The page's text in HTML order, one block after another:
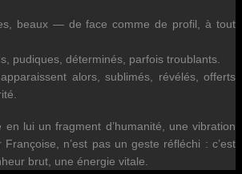
beaux — de face comme de profil, à tout
pudiques, déterminés, parfois troublants.
alors, sublimés, révélés, offerts
en lui un fragment d’humanité, une vibration
n’est pas un geste réfléchi : c’est
brut, une énergie vitale.